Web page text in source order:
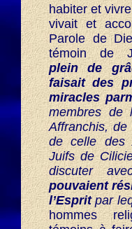
habiter et
vivait et
Parole de
témoin de
plein de
faisait des
miracles
membres de
Affranchis,
de celle des
Juifs de
discuter
pouvaient
l’Espritpar
hommes